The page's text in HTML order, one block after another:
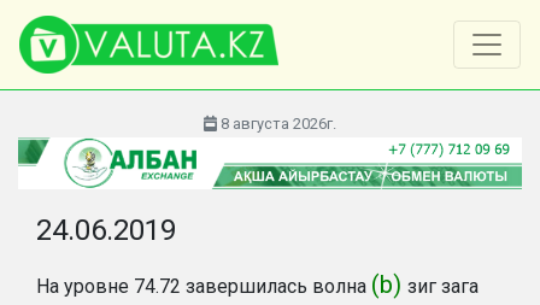
8 августа 2026г.
24.06.2019
На уровне 74.72 завершилась волна (b) зиг зага